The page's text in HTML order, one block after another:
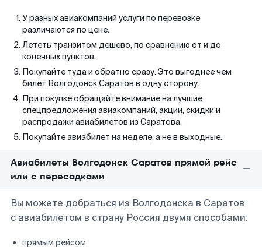
У разных авиакомпаний услуги по перевозке
различаются по цене.
Лететь транзитом дешево, по сравнению от и до
конечных пунктов.
Покупайте туда и обратно сразу. Это выгоднее чем
билет Волгодонск Саратов в одну сторону.
При покупке обращайте внимание на лучшие
спецпредложения авиакомпаний, акции, скидки и
распродажи авиабилетов из Саратова.
Покупайте авиабилет на неделе, а не в выходные.
Авиабилеты Волгодонск Саратов прямой рейс
или с пересадками
Вы можете добраться из Волгодонска в Саратов
с авиабилетом в страну Россия двумя способами:
прямым рейсом